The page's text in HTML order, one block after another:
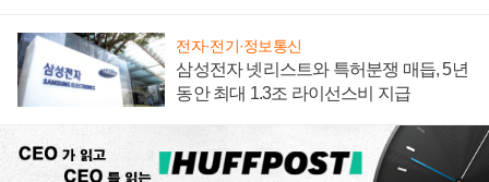
전자·전기·정보통신
삼성전자 넷리스트와 특허분쟁 매듭, 5년
동안 최대 1.3조 라이선스비 지급